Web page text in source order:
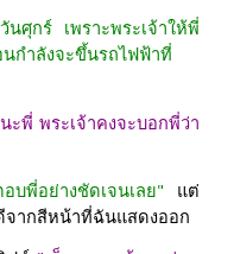
ศุกร์ เพราะพระเจ้าให้พี่
กำลังจะขึ้นรถไฟฟ้าที่
พี่ พระเจ้าคงจะบอกพี่ว่า
บพี่อย่างชัดเจนเลย" แต่
จากสีหน้าที่ฉันแสดงออก